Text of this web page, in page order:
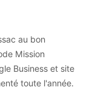
au bon
Mission
Business et site
toute l'année.